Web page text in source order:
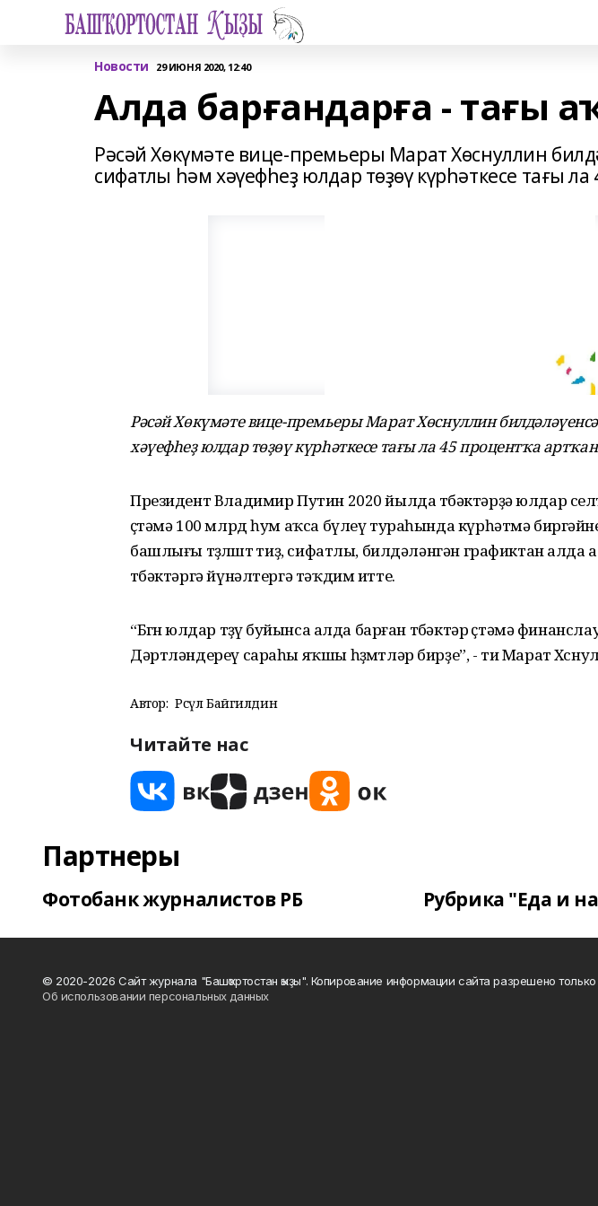
Новости 29 ИЮНЯ 2020, 12:40
Алда барғандарға - тағы
Рәсәй Хөкүмәте вице-премьеры Марат Хөснуллин
сифатлы һәм хәүефһеҙ юлдар төҙөү күрһәткесе тағы
Рәсәй Хөкүмәте вице-премьеры Марат Хөснуллин
хәүефһеҙ юлдар төҙөү күрһәткесе тағы ла 45 процентҡа
Президент Владимир Путин 2020 йылда төбәктәрҙә юлдар
өҫтәмә 100 млрд һум аҡса бүлеү тураһында күрһәтмә
башлығы төҙөлөштө тиҙ, сифатлы, билдәләнгән графиктан алда
төбәктәргә йүнәлтергә тәҡдим итте.
“Бөгөн юлдар төҙөү буйынса алда барған төбәктәр өҫтәмә
Дәртләндереү сараһы яҡшы һөҙөмтләр бирҙе”, - ти Марат
Автор: Рәсүл Байгилдин
Читайте нас
Партнеры
Фотобанк журналистов РБ Рубрика "Еда и
© 2020-2026 Сайт журнала "Башҡортостан ҡыҙы". Копирование информации сайта разрешено
Об использовании персональных данных